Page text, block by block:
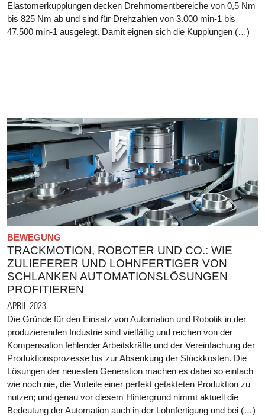
Elastomerkupplungen decken Drehmomentbereiche von 0,5 Nm
bis 825 Nm ab und sind für Drehzahlen von 3.000 min-1 bis
47.500 min-1 ausgelegt. Damit eignen sich die Kupplungen (…)
BEWEGUNG
TRACKMOTION, ROBOTER UND CO.: WIE
ZULIEFERER UND LOHNFERTIGER VON
SCHLANKEN AUTOMATIONSLÖSUNGEN
PROFITIEREN
APRIL 2023
Die Gründe für den Einsatz von Automation und Robotik in der
produzierenden Industrie sind vielfältig und reichen von der
Kompensation fehlender Arbeitskräfte und der Vereinfachung der
Produktionsprozesse bis zur Absenkung der Stückkosten. Die
Lösungen der neuesten Generation machen es dabei so einfach
wie noch nie, die Vorteile einer perfekt getakteten Produktion zu
nutzen; und genau vor diesem Hintergrund nimmt aktuell die
Bedeutung der Automation auch in der Lohnfertigung und bei (…)